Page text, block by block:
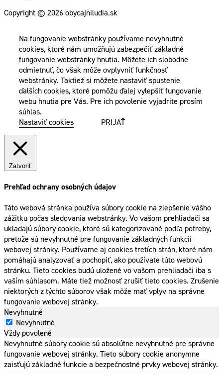
Copyright © 2026 obycajniludia.sk
Na fungovanie webstránky používame nevyhnutné
cookies, ktoré nám umožňujú zabezpečiť základné
fungovanie webstránky hnutia. Môžete ich slobodne
odmietnuť, čo však môže ovplyvniť funkčnosť
webstránky. Taktiež si môžete nastaviť spustenie
ďalších cookies, ktoré pomôžu ďalej vylepšiť fungovanie
webu hnutia pre Vás. Pre ich povolenie vyjadrite prosím
súhlas.
Nastaviť cookies
PRIJAŤ
Zatvoriť
Prehľad ochrany osobných údajov
Táto webová stránka používa súbory cookie na zlepšenie vášho
zážitku počas sledovania webstránky. Vo vašom prehliadači sa
ukladajú súbory cookie, ktoré sú kategorizované podľa potreby,
pretože sú nevyhnutné pre fungovanie základných funkcií
webovej stránky. Používame aj cookies tretích strán, ktoré nám
pomáhajú analyzovať a pochopiť, ako používate túto webovú
stránku. Tieto cookies budú uložené vo vašom prehliadači iba s
vaším súhlasom. Máte tiež možnosť zrušiť tieto cookies. Zrušenie
niektorých z týchto súborov však môže mať vplyv na správne
fungovanie webovej stránky.
Nevyhnutné
Nevyhnutné
Vždy povolené
Nevyhnutné súbory cookie sú absolútne nevyhnutné pre správne
fungovanie webovej stránky. Tieto súbory cookie anonymne
zaisťujú základné funkcie a bezpečnostné prvky webovej stránky.